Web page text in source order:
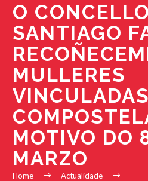
O
SANTIAGO
MULLERES
MOTIVO DO
MARZO
Home
Actualidade